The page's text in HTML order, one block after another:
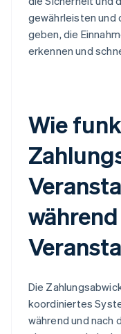
gewährleisten und
geben, die
erkennen und
Wie
Die
koordiniertes
während und nach